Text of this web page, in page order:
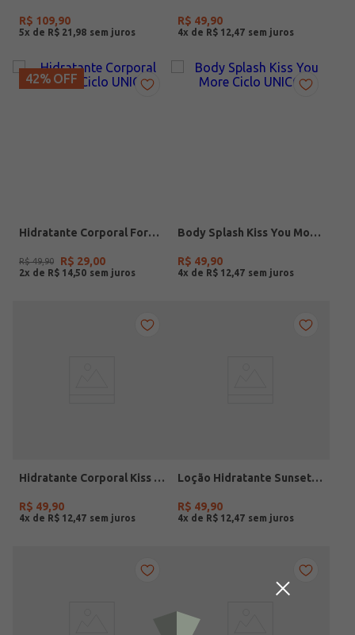
R$ 109,90
5x de R$ 21 98
R$ 49,90
4x de R$ 12 47
42% OFF
Hidratante Corporal Forever Ciclo UNICO
R$ 49,90 R$ 29,00
2x de R$ 14 50
Body Splash Kiss You More Ciclo UNICO
R$ 49,90
4x de R$ 12 47
Hidratante Corporal Kiss Ciclo UNICO
R$ 49,90
4x de R$ 12 47
Loção Hidratante Sunset Ciclo UNICO
R$ 49,90
4x de R$ 12 47